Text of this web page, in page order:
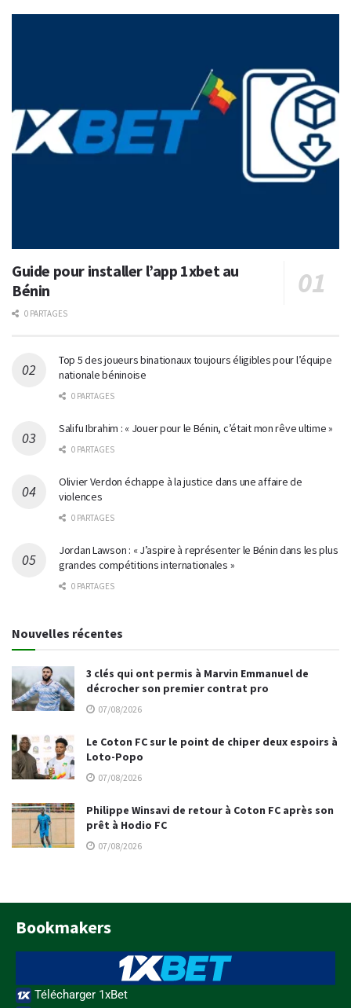
Guide pour installer l’app 1xbet au
Bénin
0 PARTAGES
Top 5 des joueurs binationaux toujours éligibles pour l’équipe
nationale béninoise
0 PARTAGES
Salifu Ibrahim : « Jouer pour le Bénin, c’était mon rêve ultime »
0 PARTAGES
Olivier Verdon échappe à la justice dans une affaire de
violences
0 PARTAGES
Jordan Lawson : « J’aspire à représenter le Bénin dans les plus
grandes compétitions internationales »
0 PARTAGES
Nouvelles récentes
3 clés qui ont permis à Marvin Emmanuel de
décrocher son premier contrat pro
07/08/2026
Le Coton FC sur le point de chiper deux espoirs à
Loto-Popo
07/08/2026
Philippe Winsavi de retour à Coton FC après son
prêt à Hodio FC
07/08/2026
Bookmakers
Télécharger 1xBet